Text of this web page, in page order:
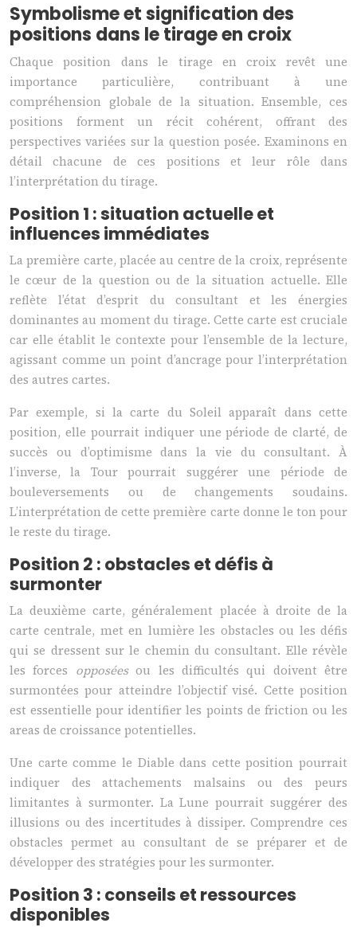
Symbolisme et signification des
positions dans le tirage en croix
Chaque position dans le tirage en croix revêt une
importance particulière, contribuant à une
compréhension globale de la situation. Ensemble, ces
positions forment un récit cohérent, offrant des
perspectives variées sur la question posée. Examinons en
détail chacune de ces positions et leur rôle dans
l’interprétation du tirage.
Position 1 : situation actuelle et
influences immédiates
La première carte, placée au centre de la croix, représente
le cœur de la question ou de la situation actuelle. Elle
reflète l’état d’esprit du consultant et les énergies
dominantes au moment du tirage. Cette carte est cruciale
car elle établit le contexte pour l’ensemble de la lecture,
agissant comme un point d’ancrage pour l’interprétation
des autres cartes.
Par exemple, si la carte du Soleil apparaît dans cette
position, elle pourrait indiquer une période de clarté, de
succès ou d’optimisme dans la vie du consultant. À
l’inverse, la Tour pourrait suggérer une période de
bouleversements ou de changements soudains.
L’interprétation de cette première carte donne le ton pour
le reste du tirage.
Position 2 : obstacles et défis à
surmonter
La deuxième carte, généralement placée à droite de la
carte centrale, met en lumière les obstacles ou les défis
qui se dressent sur le chemin du consultant. Elle révèle
les forces opposéesou les difficultés qui doivent être
surmontées pour atteindre l’objectif visé. Cette position
est essentielle pour identifier les points de friction ou les
areas de croissance potentielles.
Une carte comme le Diable dans cette position pourrait
indiquer des attachements malsains ou des peurs
limitantes à surmonter. La Lune pourrait suggérer des
illusions ou des incertitudes à dissiper. Comprendre ces
obstacles permet au consultant de se préparer et de
développer des stratégies pour les surmonter.
Position 3 : conseils et ressources
disponibles